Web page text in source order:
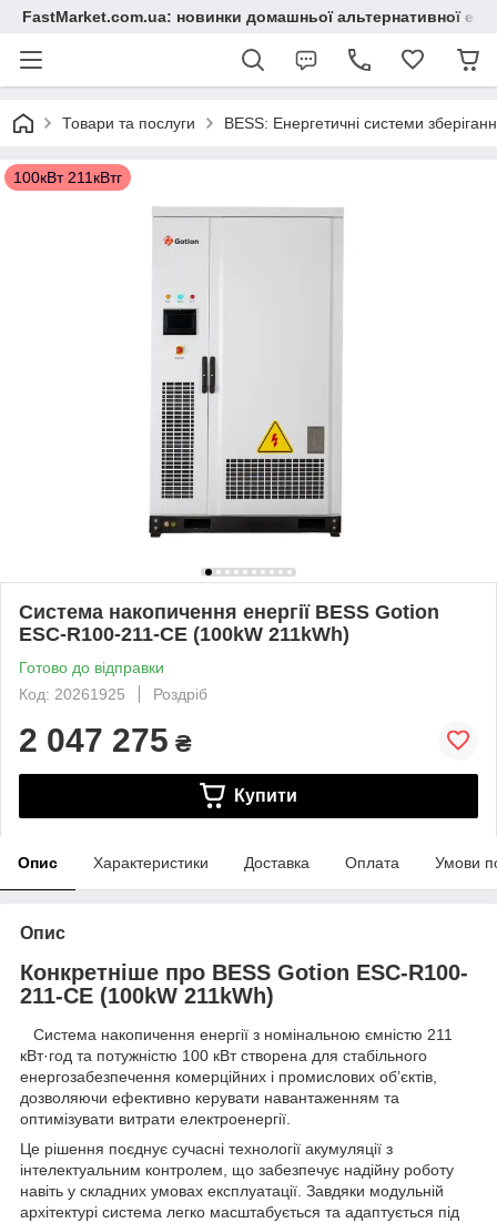
FastMarket.com.ua: новинки домашньої альтернативної
Товари та послуги BESS: Енергетичні системи
100кВт 211кВтг
Система накопичення енергії BESS Gotion
ESC-R100-211-CE (100kW 211kWh)
Готово до відправки
Код: 20261925
Роздріб
2 047 275 ₴
Купити
Опис Характеристики Доставка Оплата Умови
Опис
Конкретніше про BESS Gotion ESC-R100-
211-CE (100kW 211kWh)
Система накопичення енергії з номінальною ємністю 211
кВт·год та потужністю 100 кВт створена для стабільного
енергозабезпечення комерційних і промислових об’єктів,
дозволяючи ефективно керувати навантаженням та
оптимізувати витрати електроенергії.
Це рішення поєднує сучасні технології акумуляції з
інтелектуальним контролем, що забезпечує надійну роботу
навіть у складних умовах експлуатації. Завдяки модульній
архітектурі система легко масштабується та адаптується під